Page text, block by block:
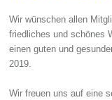
Wir wünschen allen
friedliches und schönes
einen guten und
2019.
Wir freuen uns auf eine